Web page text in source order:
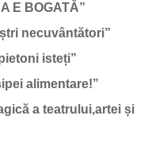
E BOGATĂ”
necuvântători”
isteți”
alimentare!”
a teatrului,artei și